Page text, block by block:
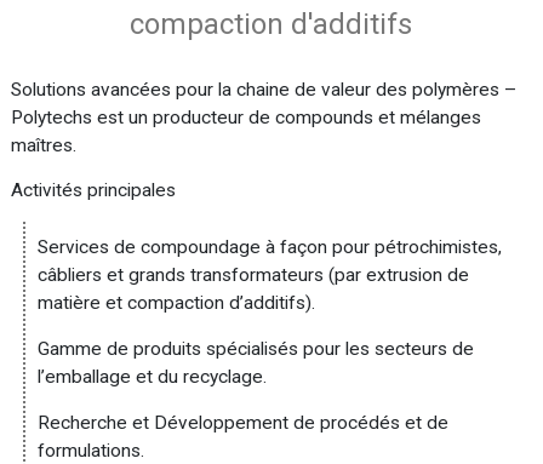
compaction d'additifs
Solutions avancées pour la chaine de valeur des polymères –
Polytechs est un producteur de compounds et mélanges
maîtres.
Activités principales
Services de compoundage à façon pour pétrochimistes,
câbliers et grands transformateurs (par extrusion de
matière et compaction d’additifs).
Gamme de produits spécialisés pour les secteurs de
l’emballage et du recyclage.
Recherche et Développement de procédés et de
formulations.